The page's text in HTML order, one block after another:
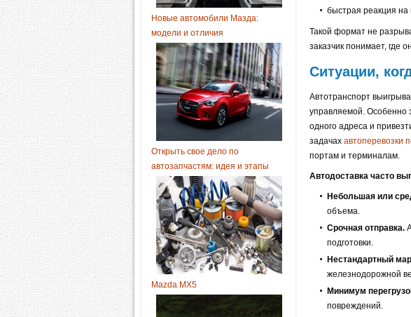
Новые автомобили Мазда:
модели и отличия
Открыть свое дело по
автозапчастям: идея и этапы
Mazda MX5
быстрая реакция на
Такой формат не
заказчик понимает, где
Ситуации,
Автотранспорт
управляемой. Особенно
одного адреса и
задачах автоперевозки
портам и терминалам.
Автодоставка часто
Небольшая или
объема.
Срочная отправка.
подготовки.
Нестандартный
железнодорожной
Минимум
повреждений.